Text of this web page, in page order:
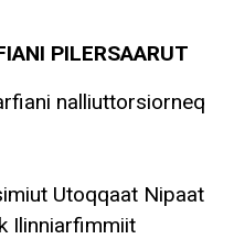
PILERSAARUT
nalliuttorsiorneq
Utoqqaat Nipaat
Ilinniarfimmiit